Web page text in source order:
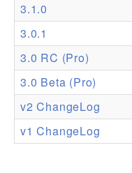
Ressources
Addons
Theme Packs
Translation Packs
Support
3.1.0
3.0.1
3.0 RC (Pro)
3.0 Beta (Pro)
v2 ChangeLog
v1 ChangeLog